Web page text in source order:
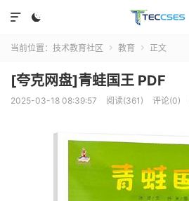


当前位置： 技术教育社区  教育  正文
[夸克网盘]青蛙国王 PDF
2025-03-18 08:39:57 阅读(361) 评论(0)